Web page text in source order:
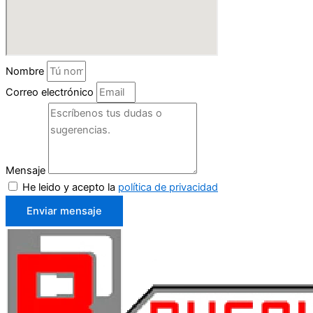
Nombre
Correo electrónico
Mensaje
He leido y acepto la política de privacidad
Enviar mensaje